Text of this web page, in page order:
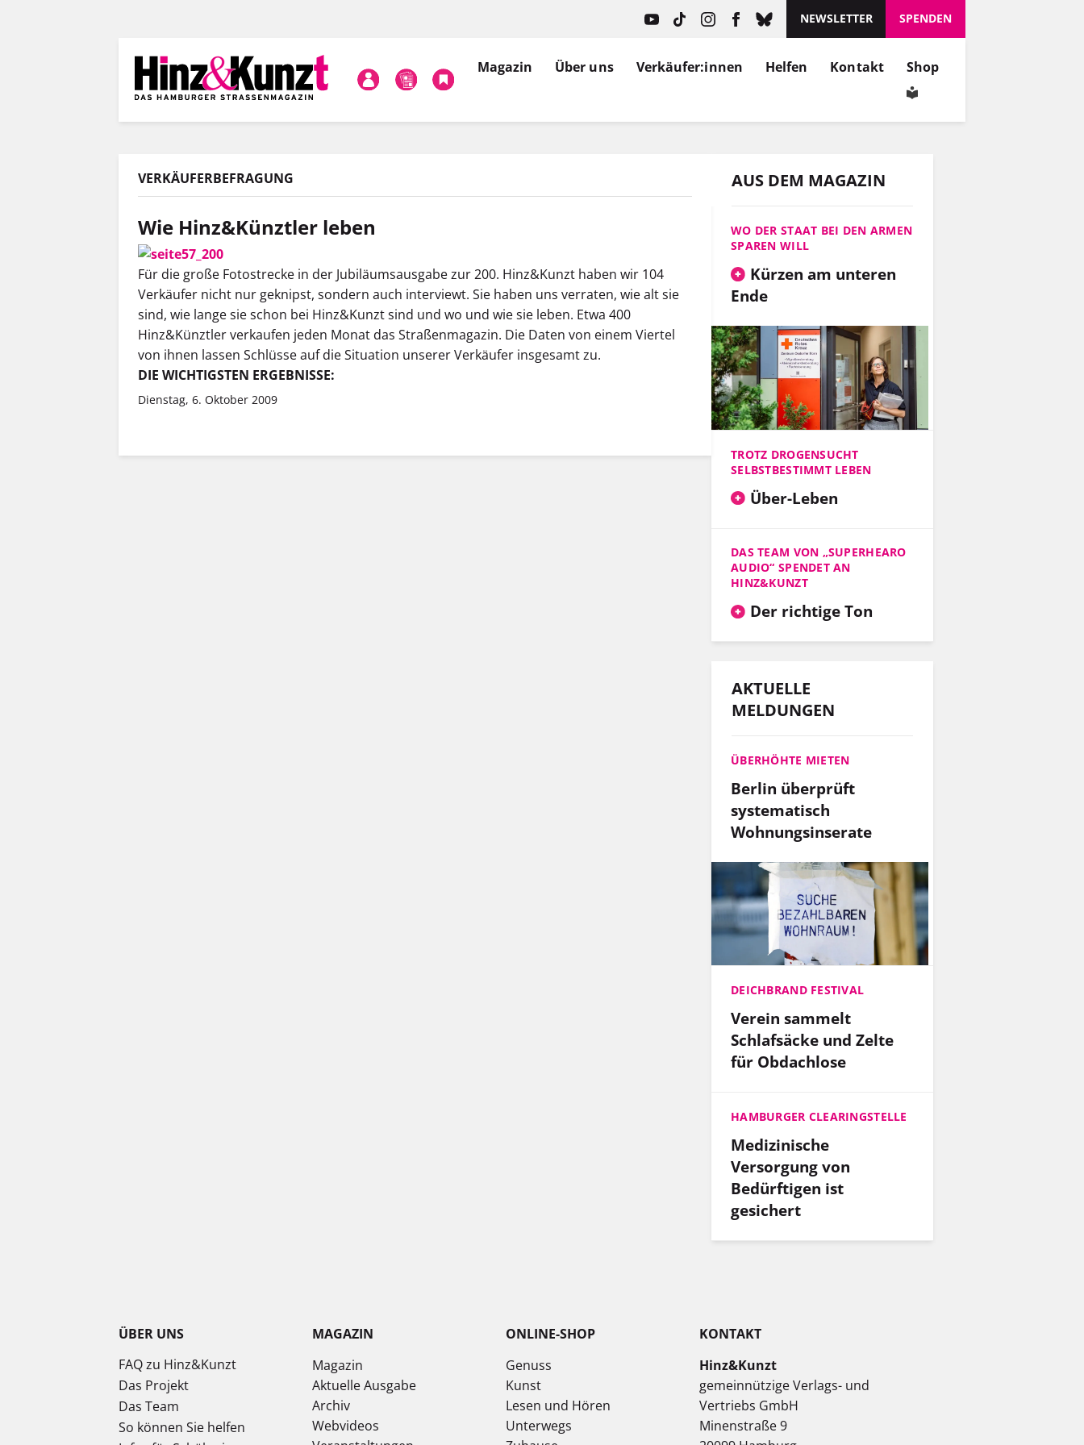
NEWSLETTER SPENDEN
Magazin Über uns Verkäufer:innen Helfen Kontakt Shop
VERKÄUFERBEFRAGUNG
Wie Hinz&Künztler leben
Für die große Fotostrecke in der Jubiläumsausgabe zur 200. Hinz&Kunzt haben wir 104
Verkäufer nicht nur geknipst, sondern auch interviewt. Sie haben uns verraten, wie alt sie
sind, wie lange sie schon bei Hinz&Kunzt sind und wo und wie sie leben. Etwa 400
Hinz&Künztler verkaufen jeden Monat das Straßenmagazin. Die Daten von einem Viertel
von ihnen lassen Schlüsse auf die Situation unserer Verkäufer insgesamt zu.
DIE WICHTIGSTEN ERGEBNISSE:
Dienstag, 6. Oktober 2009
AUS DEM MAGAZIN
WO DER STAAT BEI DEN ARMEN
SPAREN WILL
Kürzen am unteren
Ende
TROTZ DROGENSUCHT
SELBSTBESTIMMT LEBEN
Über-Leben
DAS TEAM VON „SUPERHEARO
AUDIO“ SPENDET AN
HINZ&KUNZT
Der richtige Ton
AKTUELLE
MELDUNGEN
ÜBERHÖHTE MIETEN
Berlin überprüft
systematisch
Wohnungsinserate
DEICHBRAND FESTIVAL
Verein sammelt
Schlafsäcke und Zelte
für Obdachlose
HAMBURGER CLEARINGSTELLE
Medizinische
Versorgung von
Bedürftigen ist
gesichert
ÜBER UNS
FAQ zu Hinz&Kunzt
Das Projekt
Das Team
So können Sie helfen
MAGAZIN
Magazin
Aktuelle Ausgabe
Archiv
Webvideos
ONLINE-SHOP
Genuss
Kunst
Lesen und Hören
Unterwegs
KONTAKT
Hinz&Kunzt
gemeinnützige Verlags- und
Vertriebs GmbH
Minenstraße 9